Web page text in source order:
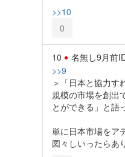
>>10
0
10 名無し9月前
>>9
＞「日本と協力す
規模の市場を創出
とができる」と語
単に日本市場をア
図々しいったらあ